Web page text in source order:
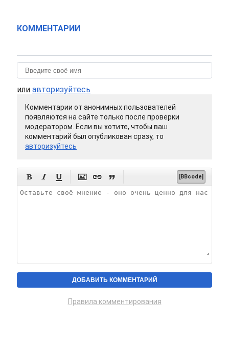
КОММЕНТАРИИ
или авторизуйтесь
Комментарии от анонимных пользователей
появляются на сайте только после проверки
модератором. Если вы хотите, чтобы ваш
комментарий был опубликован сразу, то
авторизуйтесь
      [BBcode]
Правила комментирования